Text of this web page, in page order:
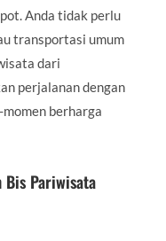
Anda tidak perlu
transportasi umum
dari
perjalanan dengan
berharga
Bis Pariwisata